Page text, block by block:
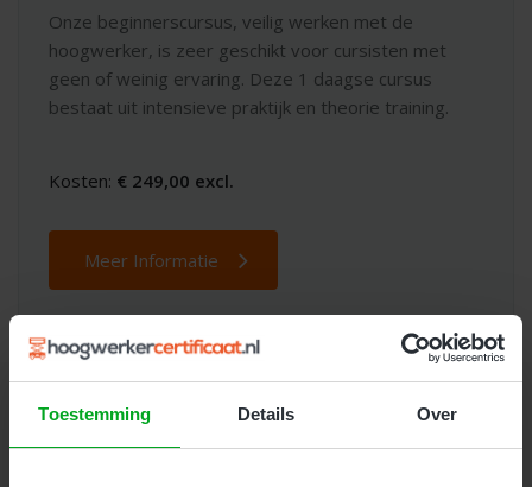
Toestemming Details Over
Onze beginnerscursus, veilig werken met de
hoogwerker, is zeer geschikt voor cursisten met
geen of weinig ervaring. Deze 1 daagse cursus
bestaat uit intensieve praktijk en theorie training.
Kosten: € 249,00 excl.
Meer Informatie
Dé beste keuze voorhoogwerker